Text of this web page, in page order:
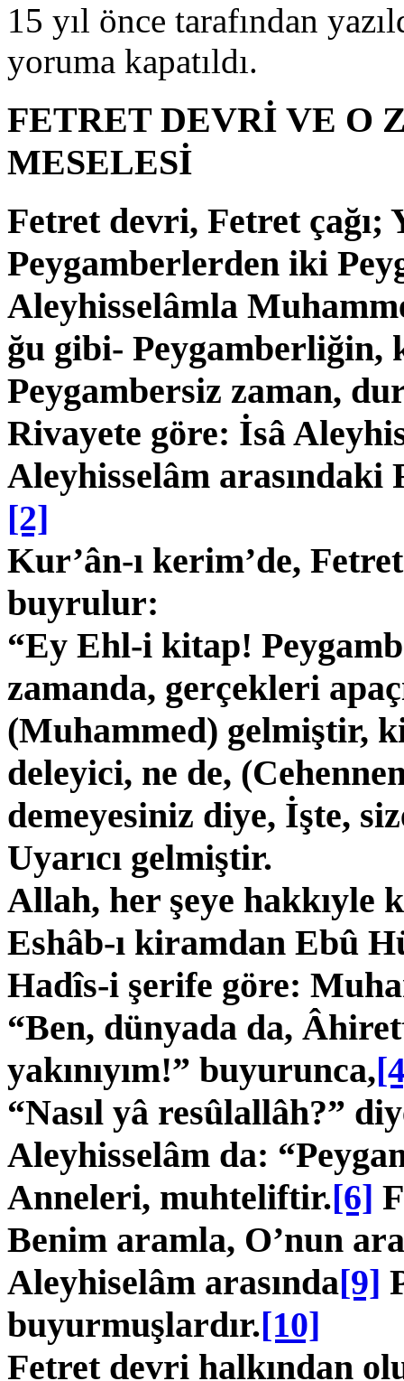
15 yıl önce tarafından
yoruma kapatıldı.
FETRET DEVRİ VE
MESELESİ
Fetret devri, Fetret çağı;
Peygamberlerden iki
Aleyhisselâmla
ğu gibi- Peygamberliğin,
Peygambersiz zaman,
Rivayete göre: İsâ
Aleyhisselâm arasındaki
[2]
Kur’ân-ı kerim’de,
buyrulur:
“Ey Ehl-i kitap!
zamanda, gerçekleri
(Muhammed) gelmiştir,
deleyici, ne de,
demeyesiniz diye, İşte,
Uyarıcı gelmiştir.
Allah, her şeye hakkıyle
Eshâb-ı kiramdan Ebû
Hadîs-i şerife göre:
“Ben, dünyada da,
yakınıyım!” buyurunca,
“Nasıl yâ resûlallâh?”
Aleyhisselâm da:
Anneleri, muhteliftir.[6]
Benim aramla, O’nun
Aleyhiselâm arasında[9]
buyurmuşlardır.[10]
Fetret devri halkından